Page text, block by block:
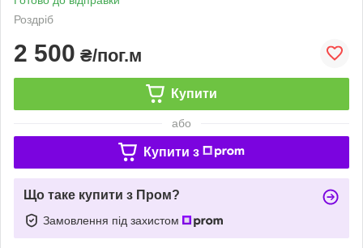
Роздріб
2 500 ₴/пог.м
Купити
або
Купити з
Що таке купити з Пром?
Замовлення під захистом